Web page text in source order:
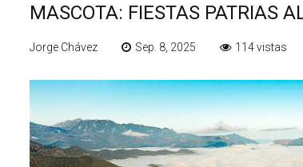
MASCOTA: FIESTAS PATRIAS
Jorge Chávez Sep. 8, 2025 114 vistas